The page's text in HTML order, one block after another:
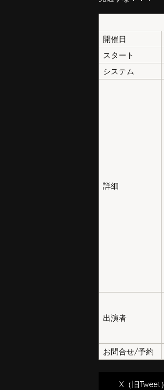
開催日
スタート
システム
詳細
出演者
お問合せ/予約
X（旧Tweet）